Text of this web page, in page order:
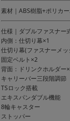
素材｜ABS樹脂+ポリカ
仕様｜ダブルファスナー
内側：仕切り幕×1
仕切り幕(ファスナーメ
固定ベルト×2
背面：ドリンクホルダー
キャリーバー三段階調節
TSロック搭載
エキスパンダブル機能
8輪キャスター
ストッパー